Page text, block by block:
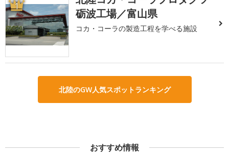
1
砺波工場／富山県
コカ・コーラの製造工程を学べる施設
北陸のGW人気スポットランキング
おすすめ情報